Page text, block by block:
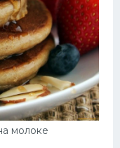
молоке